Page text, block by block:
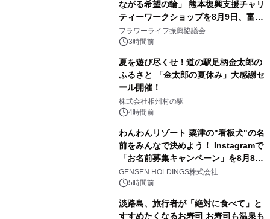
ながる希望の輪」 熊本復興支援チャリ
ティーワークショップを8月9日、富
山・射水で開催
フラワーライフ振興協議会
3時間前
夏を遊び尽くせ！道の駅足柄金太郎の
ふるさと 「金太郎の夏休み」大感謝セ
ール開催！
株式会社相州村の駅
4時間前
わんわんリゾート 粟津の"看板犬"の名
前をみんなで決めよう！ Instagramで
「お名前募集キャンペーン」を8月8日
(土)より開催
GENSEN HOLDINGS株式会社
5時間前
淡路島、旅行者が「絶対に食べて」と
すすめたくなるお寿司 お寿司も温泉も